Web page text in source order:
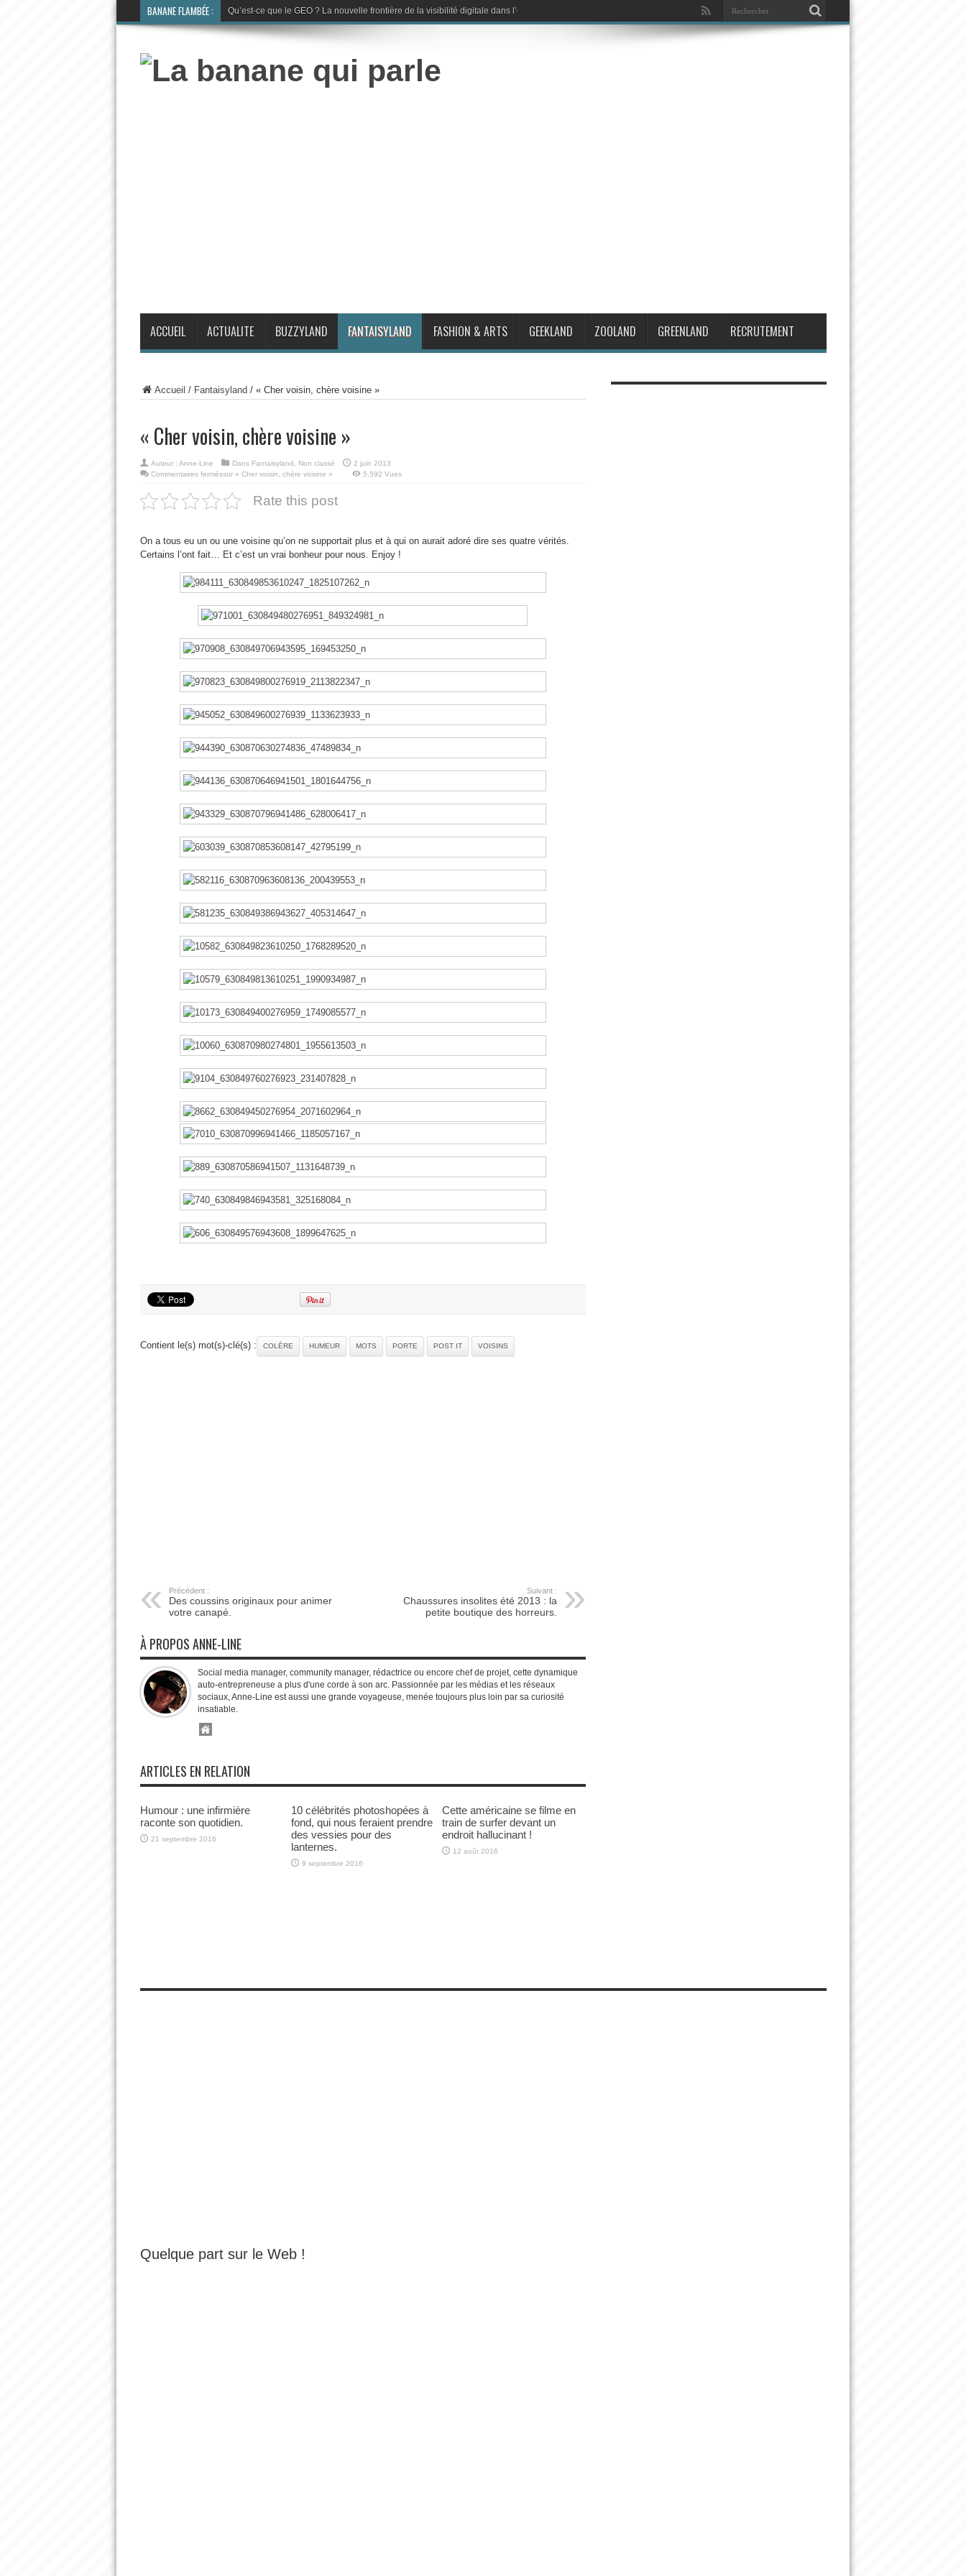
BANANE FLAMBÉE : Qu’est-ce que le GEO ? La nouvelle frontière de la visibilité digitale dans l’ère de l’intelligence artificielle
ACCUEIL ACTUALITE BUZZYLAND FANTAISYLAND FASHION & ARTS GEEKLAND ZOOLAND GREENLAND RECRUTEMENT
Accueil / Fantaisyland / « Cher voisin, chère voisine »
« Cher voisin, chère voisine »
Auteur : Anne-Line Dans Fantaisyland Non classé
2 juin 2013
Commentaires ferméssur « Cher voisin, chère voisine » 5,592 Vues
Rate this post
On a tous eu un ou une voisine qu’on ne supportait plus et à qui on aurait adoré dire ses quatre vérités.
Certains l’ont fait… Et c’est un vrai bonheur pour nous. Enjoy !
Contient le(s) mot(s)-clé(s) : COLÈRE HUMEUR MOTS PORTE POST IT VOISINS
Précédent :
Des coussins originaux pour animer
votre canapé.
Suivant :
Chaussures insolites été 2013 : la
petite boutique des horreurs.
À PROPOS ANNE-LINE
Social media manager, community manager, rédactrice ou encore chef de projet, cette dynamique
auto-entrepreneuse a plus d'une corde à son arc. Passionnée par les médias et les réseaux
sociaux, Anne-Line est aussi une grande voyageuse, menée toujours plus loin par sa curiosité
insatiable.
ARTICLES EN RELATION
Humour : une infirmière
raconte son quotidien.
21 septembre 2016
10 célébrités photoshopées à
fond, qui nous feraient prendre
des vessies pour des
lanternes.
9 septembre 2016
Cette américaine se filme en
train de surfer devant un
endroit hallucinant !
12 août 2016
Quelque part sur le Web !